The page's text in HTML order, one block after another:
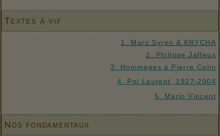
Textes à vif
1. Marc Syren & KRYCHA
2. Philippe Jaffeux
3. Hommages à Pierre Colin
4. Pol Laurent, 1927-2004
5. Mario Vincent
Nos fondamentaux